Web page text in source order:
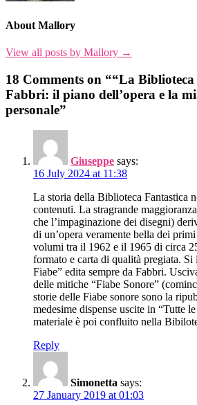
About Mallory
View all posts by Mallory →
18 Comments on ““La
Fabbri: il piano dell’opera e la
personale”
Giuseppe says:
16 July 2024 at 11:38
La storia della Biblioteca Fantastica
contenuti. La stragrande
che l’impaginazione dei disegni)
di un’opera veramente bella dei
volumi tra il 1962 e il 1965 di circa
formato e carta di qualità pregiata.
Fiabe” edita sempre da Fabbri.
delle mitiche “Fiabe Sonore”
storie delle Fiabe sonore sono la
medesime dispense uscite in “Tutte
materiale è poi confluito nella
Reply
Simonetta says:
27 January 2019 at 01:03